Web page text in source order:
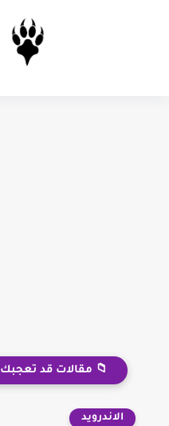
📁 مقالات قد تعجبك
الاندرويد